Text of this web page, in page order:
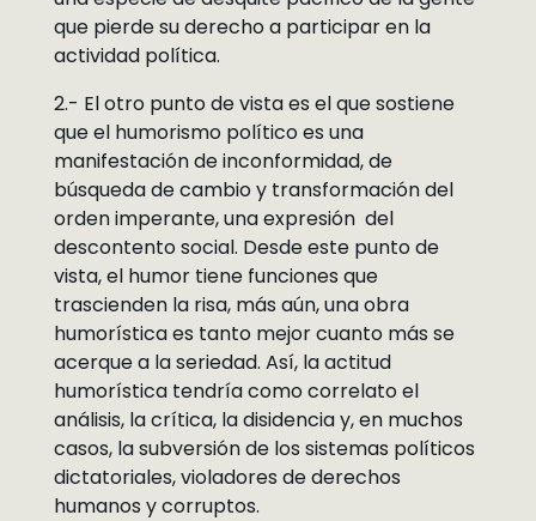
que pierde su derecho a participar en la
actividad política.
2.- El otro punto de vista es el que sostiene
que el humorismo político es una
manifestación de inconformidad, de
búsqueda de cambio y transformación del
orden imperante, una expresión del
descontento social. Desde este punto de
vista, el humor tiene funciones que
trascienden la risa, más aún, una obra
humorística es tanto mejor cuanto más se
acerque a la seriedad. Así, la actitud
humorística tendría como correlato el
análisis, la crítica, la disidencia y, en muchos
casos, la subversión de los sistemas políticos
dictatoriales, violadores de derechos
humanos y corruptos.